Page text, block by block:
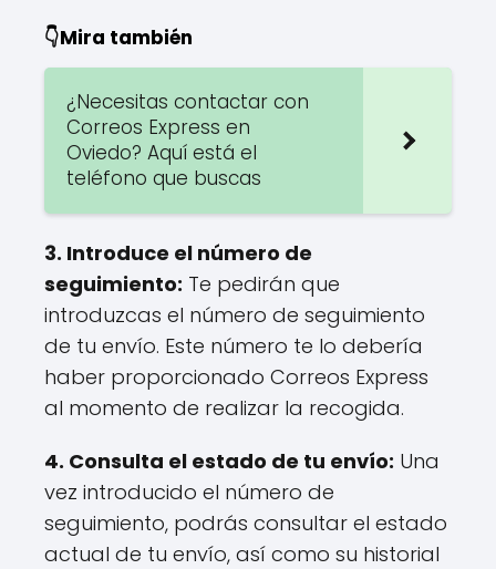
👇Mira también
¿Necesitas contactar con
Correos Express en
Oviedo? Aquí está el
teléfono que buscas
3. Introduce el número de
seguimiento: Te pedirán que
introduzcas el número de seguimiento
de tu envío. Este número te lo debería
haber proporcionado Correos Express
al momento de realizar la recogida.
4. Consulta el estado de tu envío: Una
vez introducido el número de
seguimiento, podrás consultar el estado
actual de tu envío, así como su historial